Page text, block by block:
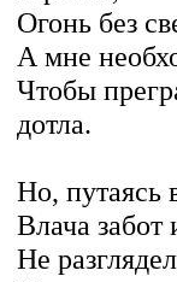
Огонь без
А мне
Чтобы
дотла.
Но, путаясь
Влача забот
Не